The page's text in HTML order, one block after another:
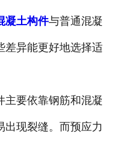
成功案例
联系我们
凝土构件与普通混凝
差异能更好地选择适
要依靠钢筋和混凝
出现裂缝。而预应力